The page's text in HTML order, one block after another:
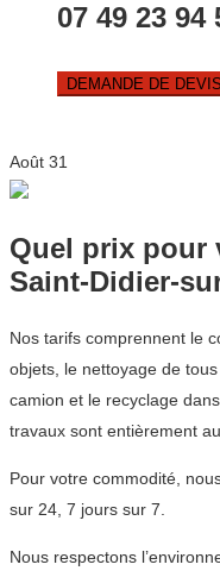
07 49 23 94
DEMANDE DE
Août 31
Quel prix pour
Saint-Didier-
Nos tarifs comprennent le
objets, le nettoyage de
camion et le recyclage
travaux sont entièrement
Pour votre commodité,
sur 24, 7 jours sur 7.
Nous respectons